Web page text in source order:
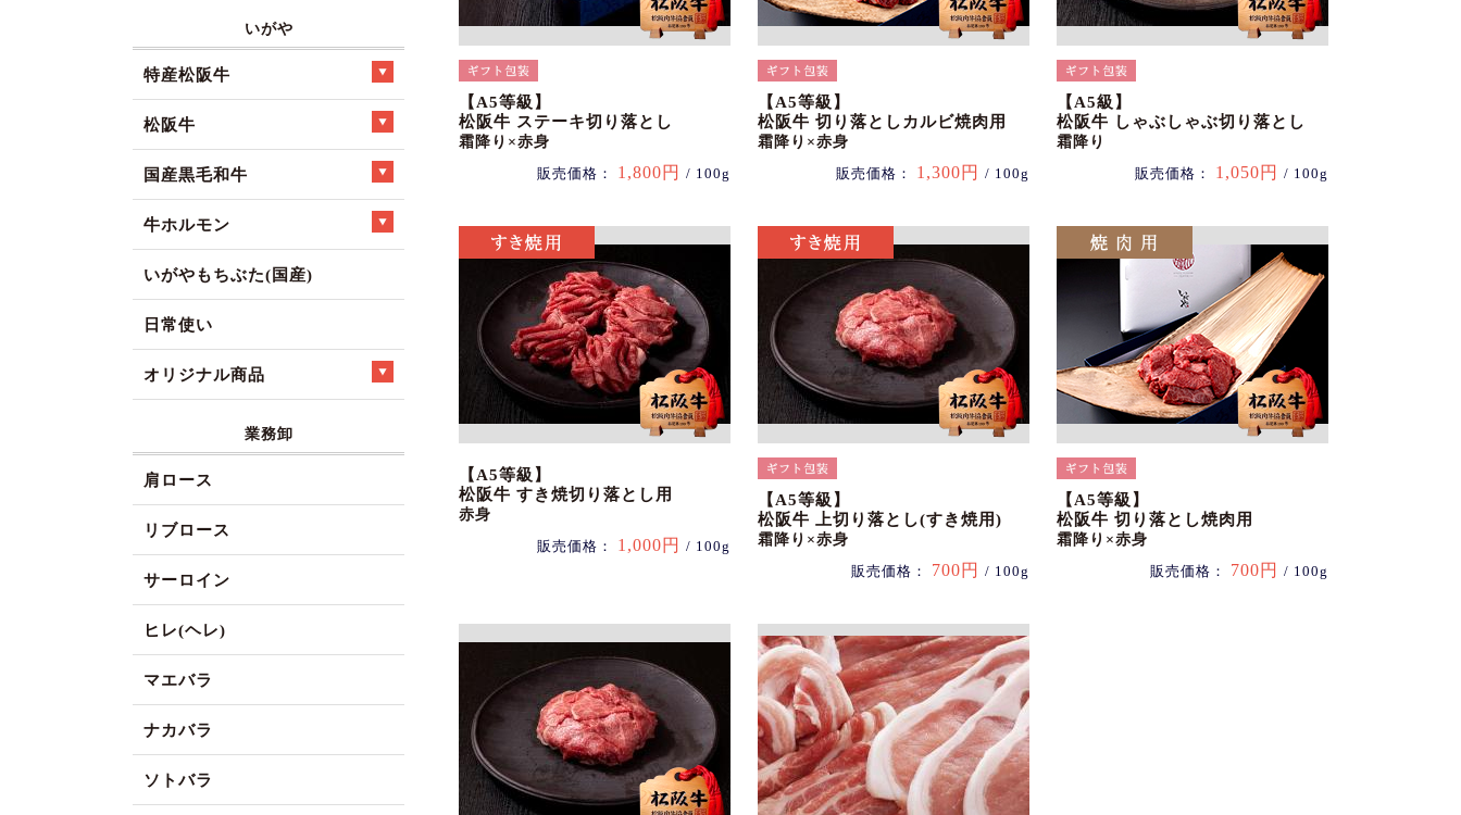
【A5等級】
松阪牛 ステーキ切り落とし
霜降り×赤身
販売価格： 1,800円 / 100g
【A5等級】
松阪牛 切り落としカルビ焼肉用
霜降り×赤身
販売価格： 1,300円 / 100g
【A5級】
松阪牛 しゃぶしゃぶ切り落とし
霜降り
販売価格： 1,050円 / 100g
【A5等級】
松阪牛 すき焼切り落とし用
赤身
販売価格： 1,000円 / 100g
【A5等級】
松阪牛 上切り落とし(すき焼用)
霜降り×赤身
販売価格： 700円 / 100g
【A5等級】
松阪牛 切り落とし焼肉用
霜降り×赤身
販売価格： 700円 / 100g
いがや
特産松阪牛
松阪牛
国産黒毛和牛
牛ホルモン
いがやもちぶた(国産)
日常使い
オリジナル商品
業務卸
肩ロース
リブロース
サーロイン
ヒレ(ヘレ)
マエバラ
ナカバラ
ソトバラ